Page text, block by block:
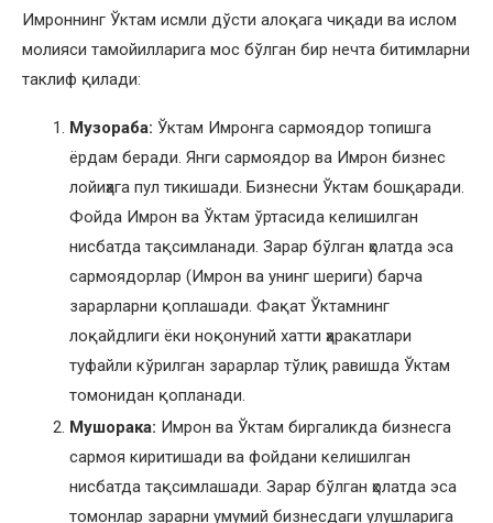
Имроннинг Ўктам исмли дўсти алоқага чиқади ва ислом
молияси тамойилларига мос бўлган бир нечта битимларни
таклиф қилади:
Музораба: Ўктам Имронга сармоядор топишга
ёрдам беради. Янги сармоядор ва Имрон бизнес
лойиҳага пул тикишади. Бизнесни Ўктам бошқаради.
Фойда Имрон ва Ўктам ўртасида келишилган
нисбатда тақсимланади. Зарар бўлган ҳолатда эса
сармоядорлар (Имрон ва унинг шериги) барча
зарарларни қоплашади. Фақат Ўктамнинг
лоқайдлиги ёки ноқонуний хатти ҳаракатлари
туфайли кўрилган зарарлар тўлиқ равишда Ўктам
томонидан қопланади.
Мушорака: Имрон ва Ўктам биргаликда бизнесга
сармоя киритишади ва фойдани келишилган
нисбатда тақсимлашади. Зарар бўлган ҳолатда эса
томонлар зарарни умумий бизнесдаги улушларига